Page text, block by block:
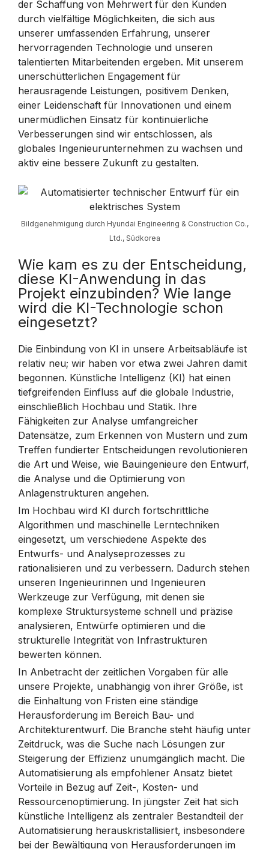
der Schaffung von Mehrwert für den Kunden
durch vielfältige Möglichkeiten, die sich aus
unserer umfassenden Erfahrung, unserer
hervorragenden Technologie und unseren
talentierten Mitarbeitenden ergeben. Mit unserem
unerschütterlichen Engagement für
herausragende Leistungen, positivem Denken,
einer Leidenschaft für Innovationen und einem
unermüdlichen Einsatz für kontinuierliche
Verbesserungen sind wir entschlossen, als
globales Ingenieurunternehmen zu wachsen und
aktiv eine bessere Zukunft zu gestalten.
Bildgenehmigung durch Hyundai Engineering & Construction Co.,
Ltd., Südkorea
Wie kam es zu der Entscheidung,
diese KI-Anwendung in das
Projekt einzubinden? Wie lange
wird die KI-Technologie schon
eingesetzt?
Die Einbindung von KI in unsere Arbeitsabläufe ist
relativ neu; wir haben vor etwa zwei Jahren damit
begonnen. Künstliche Intelligenz (KI) hat einen
tiefgreifenden Einfluss auf die globale Industrie,
einschließlich Hochbau und Statik. Ihre
Fähigkeiten zur Analyse umfangreicher
Datensätze, zum Erkennen von Mustern und zum
Treffen fundierter Entscheidungen revolutionieren
die Art und Weise, wie Bauingenieure den Entwurf,
die Analyse und die Optimierung von
Anlagenstrukturen angehen.
Im Hochbau wird KI durch fortschrittliche
Algorithmen und maschinelle Lerntechniken
eingesetzt, um verschiedene Aspekte des
Entwurfs- und Analyseprozesses zu
rationalisieren und zu verbessern. Dadurch stehen
unseren Ingenieurinnen und Ingenieuren
Werkzeuge zur Verfügung, mit denen sie
komplexe Struktursysteme schnell und präzise
analysieren, Entwürfe optimieren und die
strukturelle Integrität von Infrastrukturen
bewerten können.
In Anbetracht der zeitlichen Vorgaben für alle
unsere Projekte, unabhängig von ihrer Größe, ist
die Einhaltung von Fristen eine ständige
Herausforderung im Bereich Bau- und
Architekturentwurf. Die Branche steht häufig unter
Zeitdruck, was die Suche nach Lösungen zur
Steigerung der Effizienz unumgänglich macht. Die
Automatisierung als empfohlener Ansatz bietet
Vorteile in Bezug auf Zeit-, Kosten- und
Ressourcenoptimierung. In jüngster Zeit hat sich
künstliche Intelligenz als zentraler Bestandteil der
Automatisierung herauskristallisiert, insbesondere
bei der Bewältigung von Herausforderungen im